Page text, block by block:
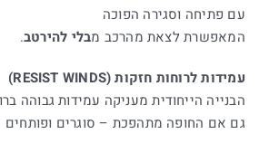
עם פתיחה וסגירה הפוכה
המאפשרת לצאת מהרכב מבלי להירטב.
עמידות לרוחות חזקות (RESIST WINDS)
הבנייה הייחודית מעניקה עמידות גבוהה
גם אם החופה מתהפכת – סוגרים